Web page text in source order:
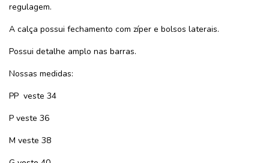
regulagem.
A calça possui fechamento com zíper e bolsos laterais.
Possui detalhe amplo nas barras.
Nossas medidas:
PP veste 34
P veste 36
M veste 38